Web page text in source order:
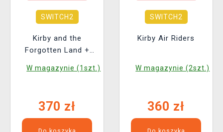
SWITCH2
Kirby and the
Forgotten Land +
Nintendo Switch 2
W magazynie (1szt.)
370 zł
SWITCH2
Kirby Air Riders
W magazynie (2szt.)
360 zł